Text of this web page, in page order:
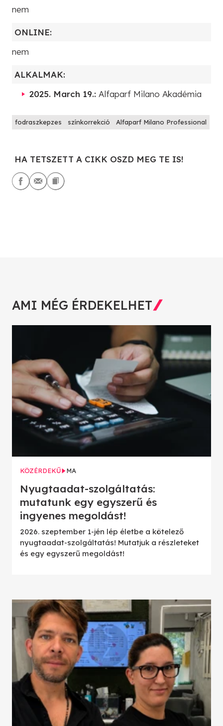
nem
ONLINE:
nem
ALKALMAK:
2025. March 19.: Alfaparf Milano Akadémia
fodraszkepzes színkorrekció Alfaparf Milano Professional
HA TETSZETT A CIKK OSZD MEG TE IS!
AMI MÉG ÉRDEKELHET
KÖZÉRDEKŰ MA
Nyugtaadat-szolgáltatás:
mutatunk egy egyszerű és
ingyenes megoldást!
2026. szeptember 1-jén lép életbe a kötelező
nyugtaadat-szolgáltatás! Mutatjuk a részleteket
és egy egyszerű megoldást!